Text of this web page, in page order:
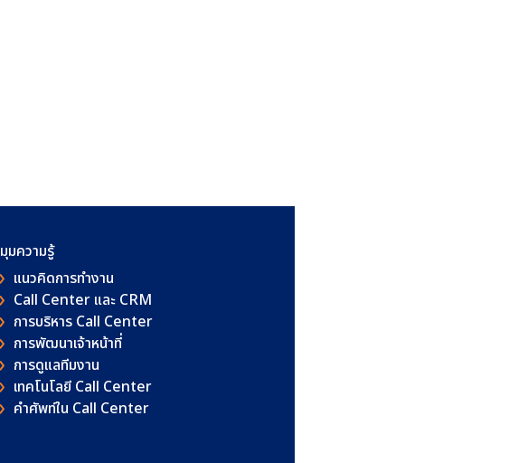
มุมความรู้
แนวคิดการทำงาน
Call Center และ CRM
การบริหาร Call Center
การพัฒนาเจ้าหน้าที่
การดูแลทีมงาน
เทคโนโลยี Call Center
คําศัพท์ใน Call Center